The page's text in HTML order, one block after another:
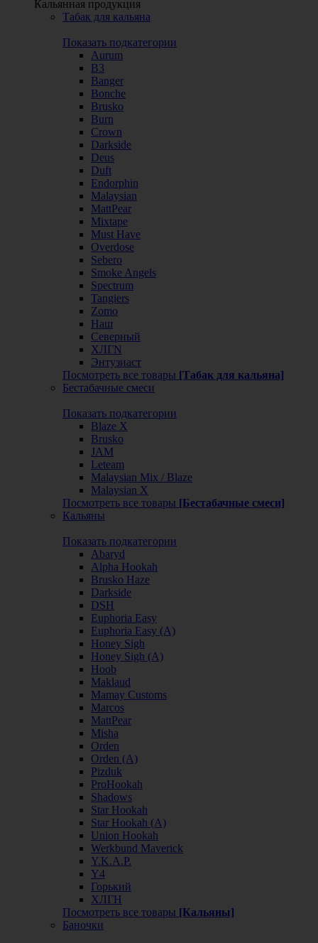
Кальянная продукция
Табак для кальяна
Показать подкатегории
Aurum
B3
Banger
Bonche
Brusko
Burn
Crown
Darkside
Deus
Duft
Endorphin
Malaysian
MattPear
Mixtape
Must Have
Overdose
Sebero
Smoke Angels
Spectrum
Tangiers
Zomo
Наш
Северный
ХЛГN
Энтузиаст
Посмотреть все товары [Табак для кальяна]
Бестабачные смеси
Показать подкатегории
Blaze X
Brusko
JAM
Leteam
Malaysian Mix / Blaze
Malaysian X
Посмотреть все товары [Бестабачные смеси]
Кальяны
Показать подкатегории
Abaryd
Alpha Hookah
Brusko Haze
Darkside
DSH
Euphoria Easy
Euphoria Easy (А)
Honey Sigh
Honey Sigh (А)
Hoob
Maklaud
Mamay Customs
Marcos
MattPear
Misha
Orden
Orden (А)
Pizduk
ProHookah
Shadows
Star Hookah
Star Hookah (А)
Union Hookah
Werkbund Maverick
Y.K.A.P.
Y4
Горький
ХЛГН
Посмотреть все товары [Кальяны]
Баночки